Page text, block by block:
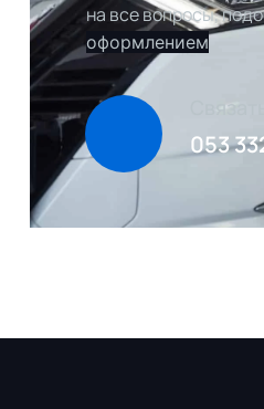
на все вопросы,
оформлением
053